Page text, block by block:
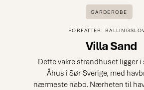
GARDEROBE
FORFATTER:
Villa Sand
Dette vakre strandhuset ligger
Åhus i Sør-Sverige, med
nærmeste nabo. Nærheten til